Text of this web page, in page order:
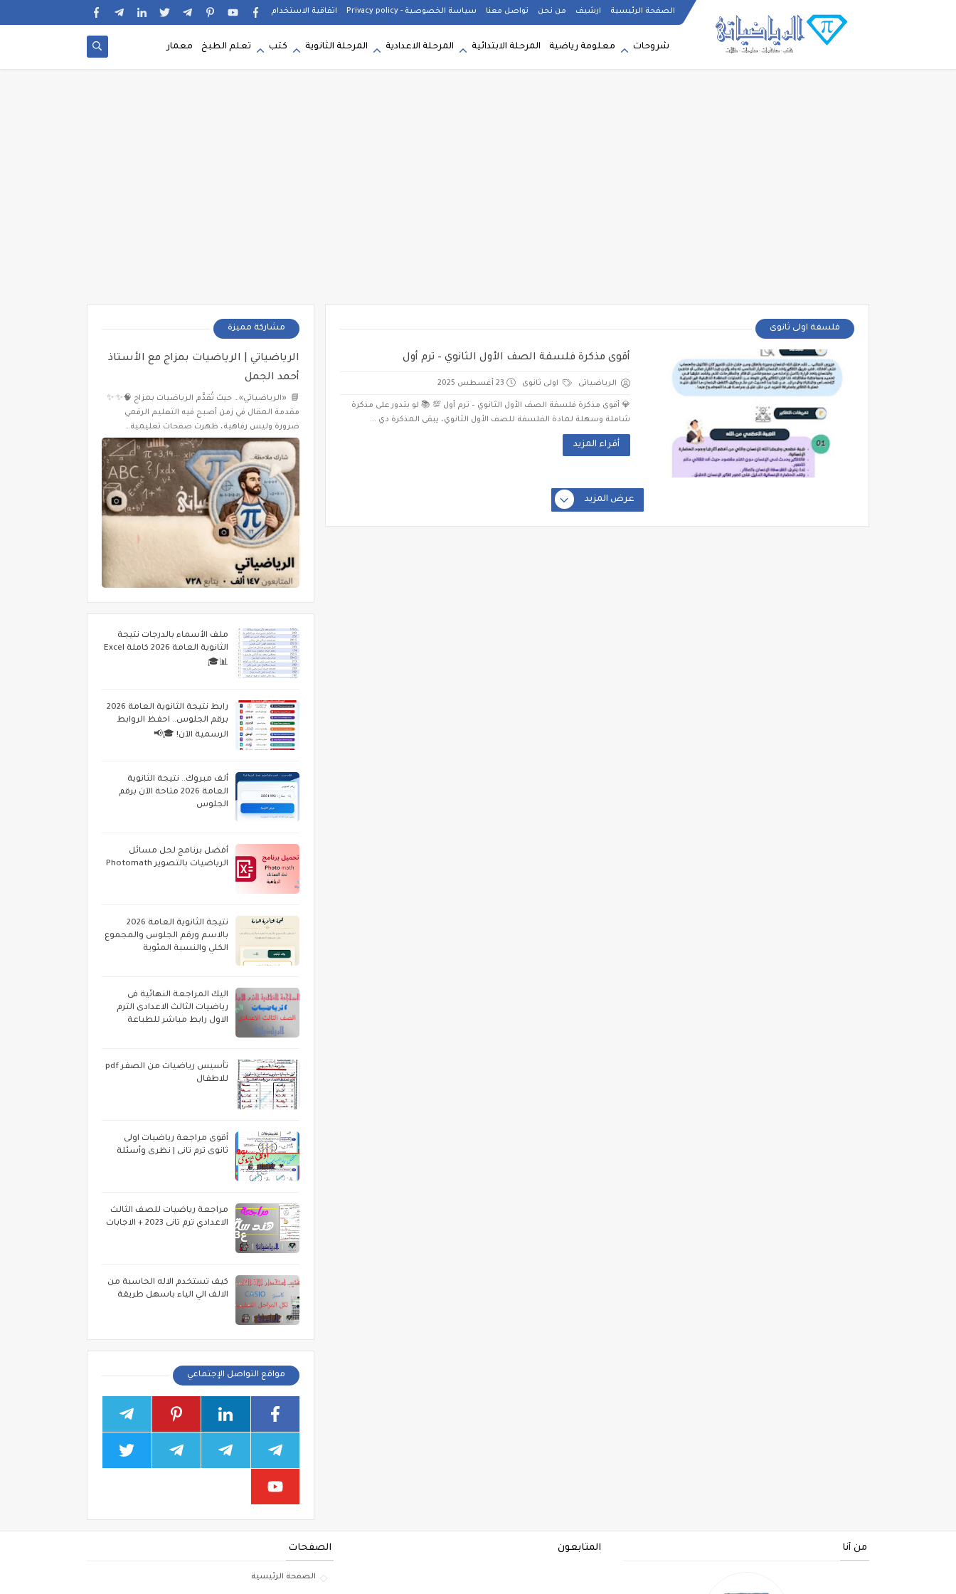
الصفحة الرئيسية ارشيف من نحن تواصل معنا سياسة الخصوصية - Privacy policy اتفاقية الاستخدام
شروحات معلومة رياضية المرحلة الابتدائية المرحلة الاعدادية المرحلة الثانوية كتب تعلم الطبخ معمار
فلسفة اولى ثانوى
أقوى مذكرة فلسفة الصف الأول الثانوي – ترم أول
الرياضياتى اولى ثانوى 23 أغسطس 2025
💎 أقوى مذكرة فلسفة الصف الأول الثانوي – ترم أول 💯 📚 لو بتدور على مذكرة
شاملة وسهلة لمادة الفلسفة للصف الأول الثانوي، يبقى المذكرة دي ...
أقراء المزيد
عرض المزيد
مشاركة مميزة
الرياضياتي | الرياضيات بمزاج مع الأستاذ
أحمد الجمل
📘 «الرياضياتي»… حيث تُقدَّم الرياضيات بمزاج 🧠✨ ✨
مقدمة المقال في زمن أصبح فيه التعليم الرقمي
ضرورة وليس رفاهية، ظهرت صفحات تعليمية…
ملف الأسماء بالدرجات نتيجة
الثانوية العامة 2026 كاملة Excel
📊🎓
رابط نتيجة الثانوية العامة 2026
برقم الجلوس.. احفظ الروابط
الرسمية الآن! 🎓📢
ألف مبروك.. نتيجة الثانوية
العامة 2026 متاحة الآن برقم
الجلوس
أفضل برنامج لحل مسائل
الرياضيات بالتصوير Photomath
نتيجة الثانوية العامة 2026
بالاسم ورقم الجلوس والمجموع
الكلي والنسبة المئوية
اليك المراجعة النهائية فى
رياضيات الثالث الاعدادى الترم
الاول رابط مباشر للطباعة
تأسيس رياضيات من الصفر pdf
للاطفال
أقوى مراجعة رياضيات اولى
ثانوى ترم تانى | نظرى وأسئلة
مراجعة رياضيات للصف الثالث
الاعدادي ترم تانى 2023 + الاجابات
كيف تستخدم الاله الحاسبة من
الالف الي الياء باسهل طريقة
مواقع التواصل الإجتماعي
من أنا المتابعون الصفحات
الصفحة الرئيسية